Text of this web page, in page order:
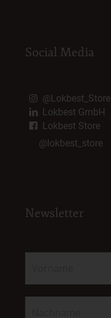
Social Media
@Lokbest_Store
Lokbest GmbH
Lokbest Store
@lokbest_store
Newsletter